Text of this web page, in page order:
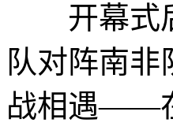
开幕式后
队对阵南
战相遇——